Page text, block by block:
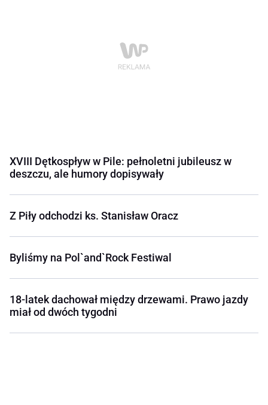
XVIII Dętkospływ w Pile: pełnoletni jubileusz w
deszczu, ale humory dopisywały
Z Piły odchodzi ks. Stanisław Oracz
Byliśmy na Pol`and`Rock Festiwal
18-latek dachował między drzewami. Prawo jazdy
miał od dwóch tygodni